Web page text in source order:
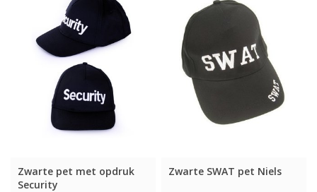
Zwarte pet met opdruk
Security
Zwarte SWAT pet Niels